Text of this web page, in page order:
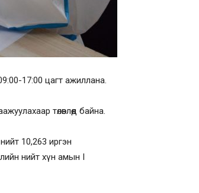
17:00 цагт ажиллана.
төлөвлөөд байна.
10,263 иргэн
нийт хүн амын I